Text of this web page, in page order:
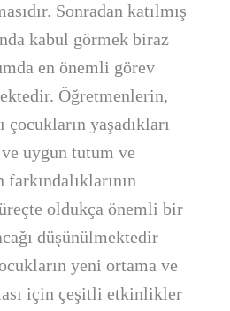
Sonradan katılmış
kabul görmek biraz
en önemli görev
Öğretmenlerin,
çocukların yaşadıkları
uygun tutum ve
oldukça önemli bir
düşünülmektedir
yeni ortama ve
için çeşitli etkinlikler